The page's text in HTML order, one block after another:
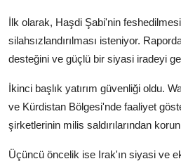
İlk olarak, Haşdi Şabi'nin
silahsızlandırılması isteniyor.
desteğini ve güçlü bir siyasi iradeyi
İkinci başlık yatırım güvenliği oldu.
ve Kürdistan Bölgesi'nde faaliyet
şirketlerinin milis saldırılarından
Üçüncü öncelik ise Irak'ın siyasi ve